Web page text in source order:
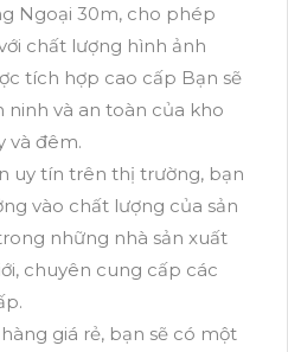
Ngoại 30m, cho phép
chất lượng hình ảnh
tích hợp cao cấp Bạn sẽ
ninh và an toàn của kho
và đêm.
uy tín trên thị trường, bạn
vào chất lượng của sản
những nhà sản xuất
chuyên cung cấp các
giá rẻ, bạn sẽ có một